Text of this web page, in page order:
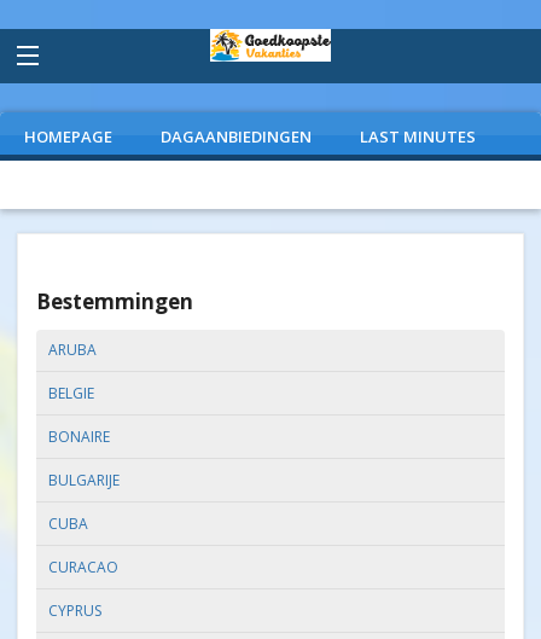
HOMEPAGE DAGAANBIEDINGEN LAST MINUTES
Bestemmingen
ARUBA
BELGIE
BONAIRE
BULGARIJE
CUBA
CURACAO
CYPRUS